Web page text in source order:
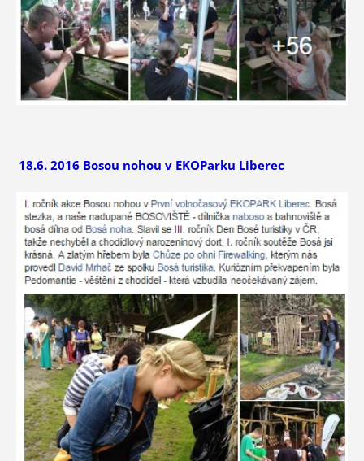
18.6. 2016 Bosou nohou v EKOParku Liberec